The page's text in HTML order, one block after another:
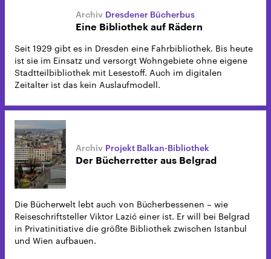
Dresdener Bücherbus
Eine Bibliothek auf Rädern
Seit 1929 gibt es in Dresden eine Fahrbibliothek. Bis heute
ist sie im Einsatz und versorgt Wohngebiete ohne eigene
Stadtteilbibliothek mit Lesestoff. Auch im digitalen
Zeitalter ist das kein Auslaufmodell.
Projekt Balkan-Bibliothek
Der Bücherretter aus Belgrad
Die Bücherwelt lebt auch von Bücherbessenen – wie
Reiseschriftsteller Viktor Lazić einer ist. Er will bei Belgrad
in Privatinitiative die größte Bibliothek zwischen Istanbul
und Wien aufbauen.